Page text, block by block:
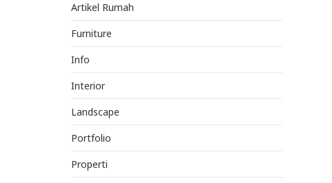
Artikel Rumah
Furniture
Info
Interior
Landscape
Portfolio
Properti